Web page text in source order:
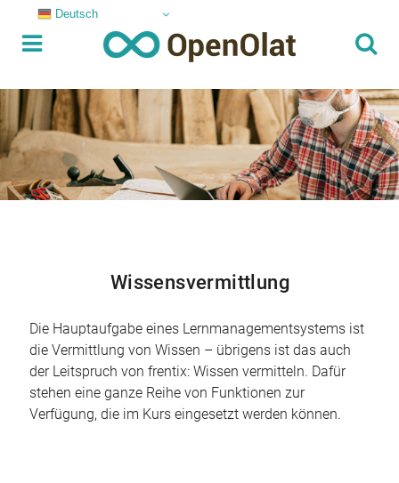
Wissensvermittlung
Die Hauptaufgabe eines Lernmanagementsystems ist
die Vermittlung von Wissen – übrigens ist das auch
der Leitspruch von frentix: Wissen vermitteln. Dafür
stehen eine ganze Reihe von Funktionen zur
Verfügung, die im Kurs eingesetzt werden können.
Deutsch